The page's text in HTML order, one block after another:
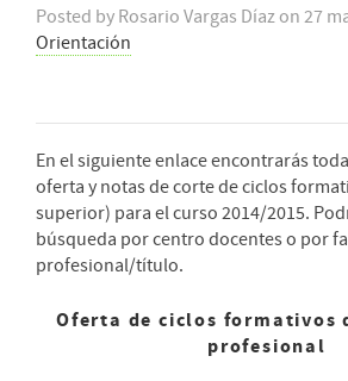
Posted by Rosario Vargas Díaz on 27
Orientación
En el siguiente enlace encontrarás
oferta y notas de corte de ciclos
superior) para el curso 2014/2015.
búsqueda por centro docentes o por
profesional/título.
Oferta de ciclos formativos
profesional